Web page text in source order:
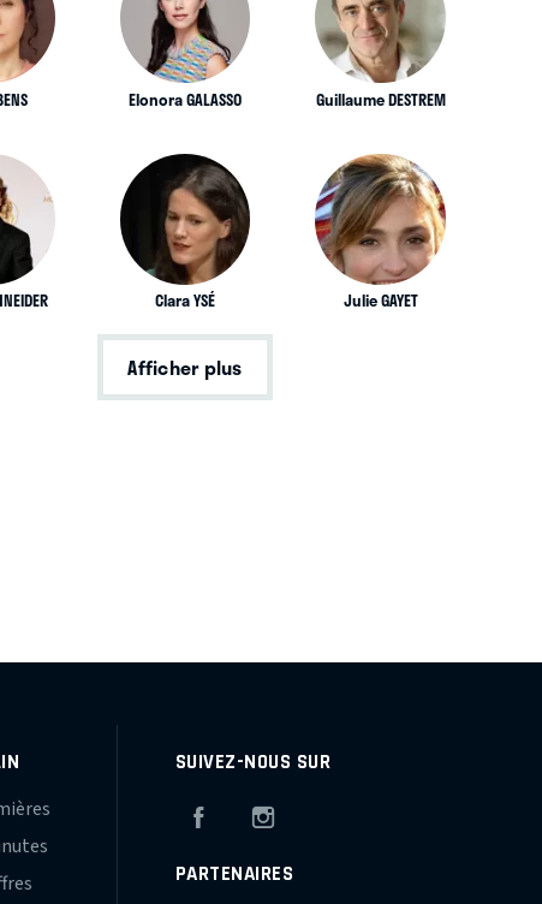
Elonora GALASSO Guillaume DESTREM
Clara YSÉ Julie GAYET
Afficher plus
SUIVEZ-NOUS SUR
Facebook
PARTENAIRES